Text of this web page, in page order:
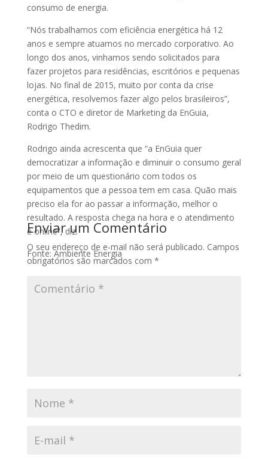
consumo de energia.
“Nós trabalhamos com eficiência energética há 12
anos e sempre atuamos no mercado corporativo. Ao
longo dos anos, vinhamos sendo solicitados para
fazer projetos para residências, escritórios e pequenas
lojas. No final de 2015, muito por conta da crise
energética, resolvemos fazer algo pelos brasileiros”,
conta o CTO e diretor de Marketing da EnGuia,
Rodrigo Thedim.
Rodrigo ainda acrescenta que “a EnGuia quer
democratizar a informação e diminuir o consumo geral
por meio de um questionário com todos os
equipamentos que a pessoa tem em casa. Quão mais
preciso ela for ao passar a informação, melhor o
resultado. A resposta chega na hora e o atendimento
é online”, diz.
Fonte: Ambiente Energia
Enviar um Comentário
O seu endereço de e-mail não será publicado. Campos
obrigatórios são marcados com *